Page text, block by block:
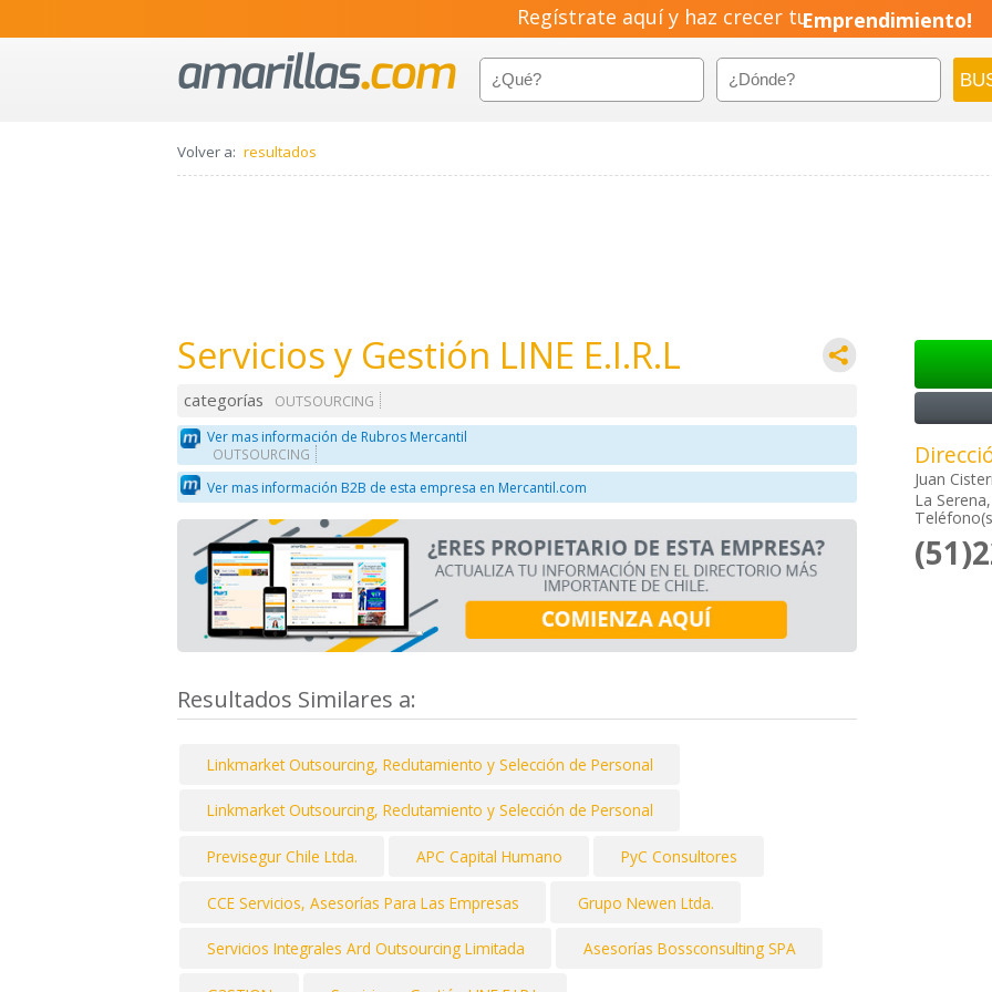
Regístrate aquí y haz crecer tuEmprendimiento!
Volver a: resultados
Servicios y Gestión LINE E.I.R.L
categorías
OUTSOURCING
Ver mas información de Rubros Mercantil
OUTSOURCING
Ver mas información B2B de esta empresa en Mercantil.com
Resultados Similares a:
Linkmarket Outsourcing, Reclutamiento y Selección de Personal
Linkmarket Outsourcing, Reclutamiento y Selección de Personal
Previsegur Chile Ltda. APC Capital Humano PyC Consultores
CCE Servicios, Asesorías Para Las Empresas Grupo Newen Ltda.
Servicios Integrales Ard Outsourcing Limitada Asesorías Bossconsulting SPA
Juan
La